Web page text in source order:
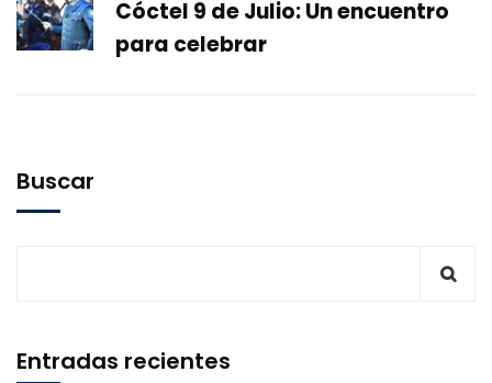
Cóctel 9 de Julio: Un encuentro
para celebrar
Buscar
Entradas recientes